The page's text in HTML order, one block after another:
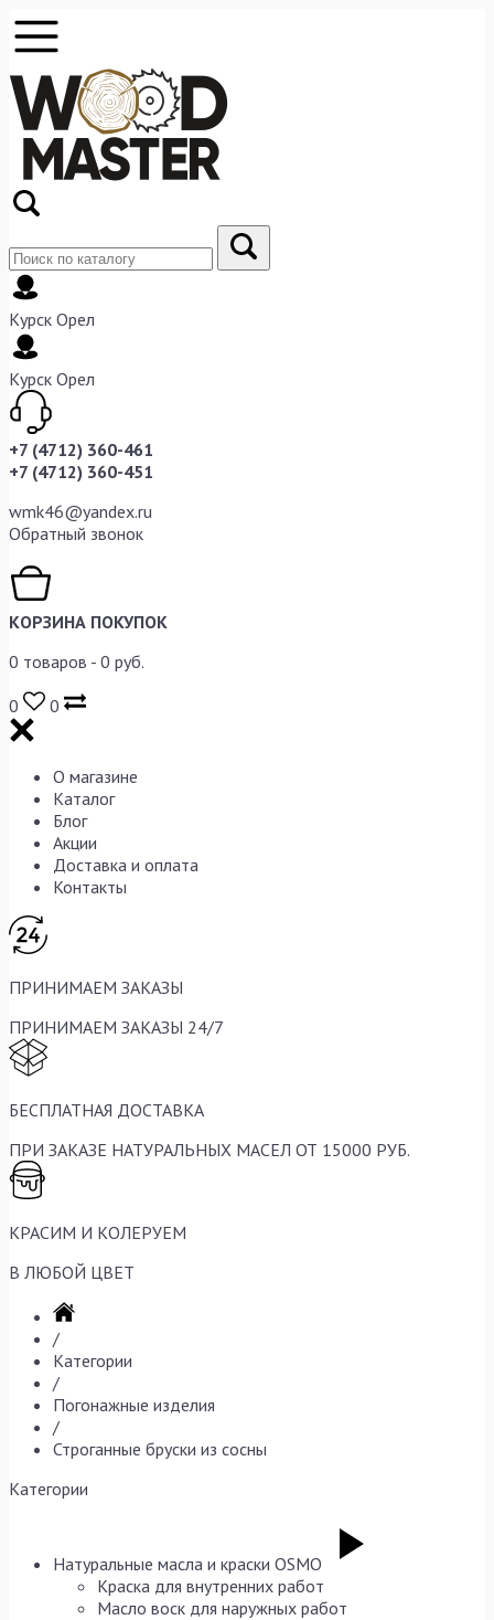
Курск Орел
Курск Орел
+7 (4712) 360-461
+7 (4712) 360-451
wmk46@yandex.ru
Обратный звонок
КОРЗИНА ПОКУПОК
0 товаров - 0 руб.
0
0
О магазине
Каталог
Блог
Акции
Доставка и оплата
Контакты
ПРИНИМАЕМ ЗАКАЗЫ
ПРИНИМАЕМ ЗАКАЗЫ 24/7
БЕСПЛАТНАЯ ДОСТАВКА
ПРИ ЗАКАЗЕ НАТУРАЛЬНЫХ МАСЕЛ ОТ 15000 РУБ.
КРАСИМ И КОЛЕРУЕМ
В ЛЮБОЙ ЦВЕТ
/
Категории
/
Погонажные изделия
/
Строганные бруски из сосны
Категории
Натуральные масла и краски OSMO
Краска для внутренних работ
Масло воск для наружных работ